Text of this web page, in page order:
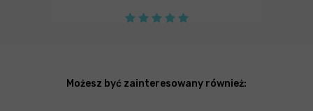
Możesz być zainteresowany również: